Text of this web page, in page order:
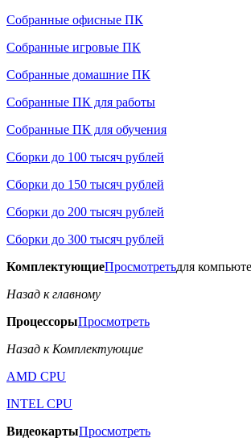
Собранные офисные ПК
Собранные игровые ПК
Собранные домашние ПК
Собранные ПК для работы
Собранные ПК для обучения
Сборки до 100 тысяч рублей
Сборки до 150 тысяч рублей
Сборки до 200 тысяч рублей
Сборки до 300 тысяч рублей
КомплектующиеПросмотретьдля
Назад к главному
ПроцессорыПросмотреть
Назад к Комплектующие
AMD CPU
INTEL CPU
ВидеокартыПросмотреть